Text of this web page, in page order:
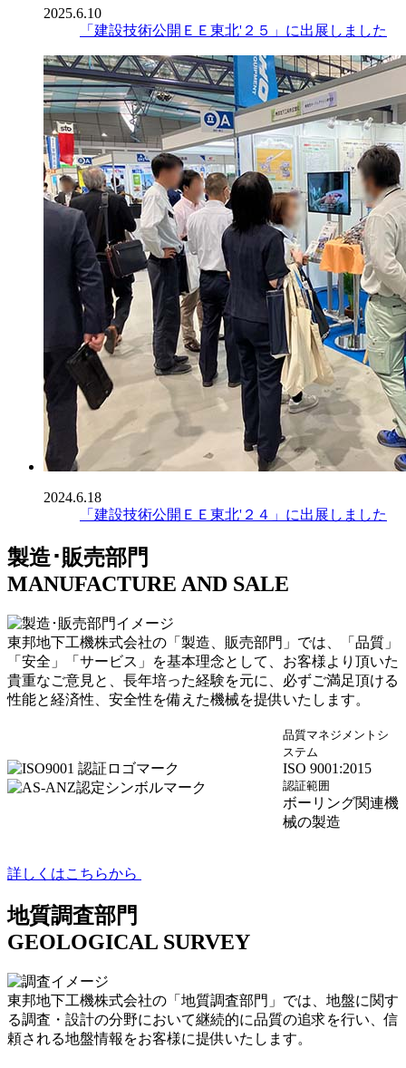
2025.6.10
「建設技術公開ＥＥ東北'２５」に出展しました
2024.6.18
「建設技術公開ＥＥ東北'２４」に出展しました
製造･販売部門
MANUFACTURE AND SALE
東邦地下工機株式会社の「製造、販売部門」では、「品質」
「安全」「サービス」を基本理念として、お客様より頂いた
貴重なご意見と、長年培った経験を元に、必ずご満足頂ける
性能と経済性、安全性を備えた機械を提供いたします。
品質マネジメントシ
ステム
ISO 9001:2015
認証範囲
ボーリング関連機
械の製造
詳しくはこちらから
地質調査部門
GEOLOGICAL SURVEY
東邦地下工機株式会社の「地質調査部門」では、地盤に関す
る調査・設計の分野において継続的に品質の追求を行い、信
頼される地盤情報をお客様に提供いたします。